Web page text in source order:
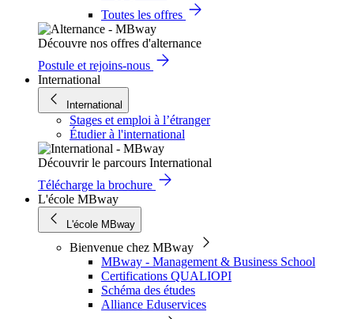
Toutes les offres
Découvre nos offres d'alternance
Postule et rejoins-nous
International
International
Stages et emploi à l’étranger
Étudier à l'international
Découvrir le parcours International
Télécharge la brochure
L'école MBway
L'école MBway
Bienvenue chez MBway
MBway - Management & Business School
Certifications QUALIOPI
Schéma des études
Alliance Eduservices